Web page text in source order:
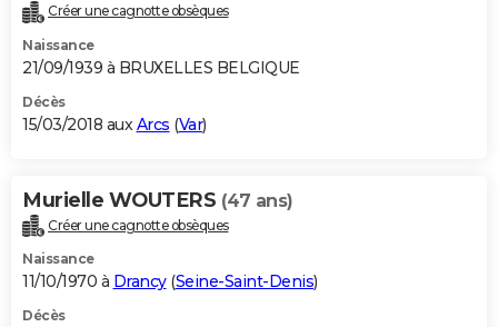
Créer une cagnotte obsèques
Naissance
21/09/1939 à BRUXELLES BELGIQUE
Décès
15/03/2018 aux Arcs (Var)
Murielle WOUTERS (47 ans)
Créer une cagnotte obsèques
Naissance
11/10/1970 à Drancy(Seine-Saint-Denis)
Décès